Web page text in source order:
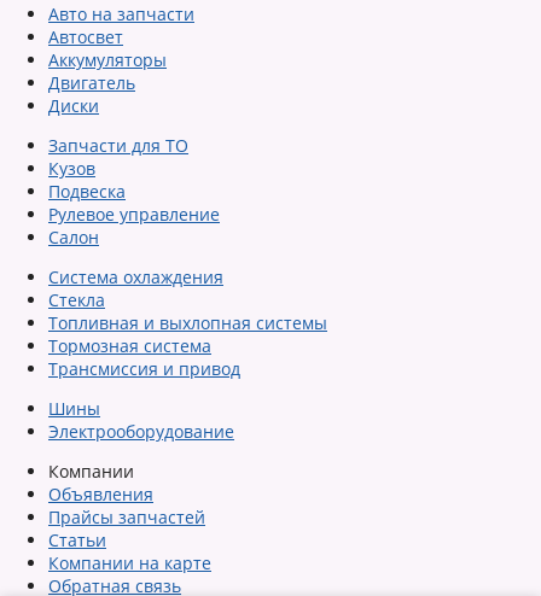
Авто на запчасти
Автосвет
Аккумуляторы
Двигатель
Диски
Запчасти для ТО
Кузов
Подвеска
Рулевое управление
Салон
Система охлаждения
Стекла
Топливная и выхлопная системы
Тормозная система
Трансмиссия и привод
Шины
Электрооборудование
Компании
Объявления
Прайсы запчастей
Статьи
Компании на карте
Обратная связь